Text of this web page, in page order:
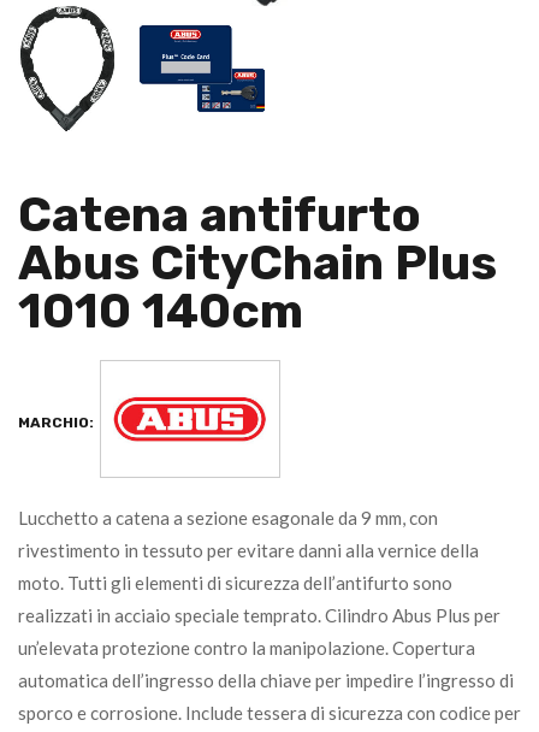
Catena antifurto
Abus CityChain Plus
1010 140cm
MARCHIO:
Lucchetto a catena a sezione esagonale da 9 mm, con
rivestimento in tessuto per evitare danni alla vernice della
moto. Tutti gli elementi di sicurezza dell’antifurto sono
realizzati in acciaio speciale temprato. Cilindro Abus Plus per
un’elevata protezione contro la manipolazione. Copertura
automatica dell’ingresso della chiave per impedire l’ingresso di
sporco e corrosione. Include tessera di sicurezza con codice per